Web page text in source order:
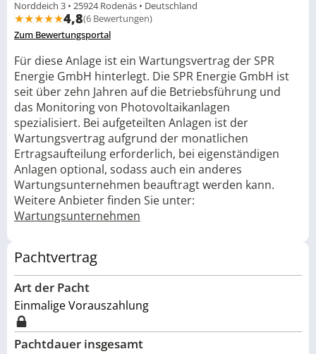
Norddeich 3 • 25924 Rodenäs • Deutschland
★★★★★4,8(6 Bewertungen)
Zum Bewertungsportal
Für diese Anlage ist ein Wartungsvertrag der SPR
Energie GmbH hinterlegt. Die SPR Energie GmbH ist
seit über zehn Jahren auf die Betriebsführung und
das Monitoring von Photovoltaikanlagen
spezialisiert. Bei aufgeteilten Anlagen ist der
Wartungsvertrag aufgrund der monatlichen
Ertragsaufteilung erforderlich, bei eigenständigen
Anlagen optional, sodass auch ein anderes
Wartungsunternehmen beauftragt werden kann.
Weitere Anbieter finden Sie unter:
Wartungsunternehmen
Pachtvertrag
Art der Pacht
Einmalige Vorauszahlung
Pachtdauer insgesamt